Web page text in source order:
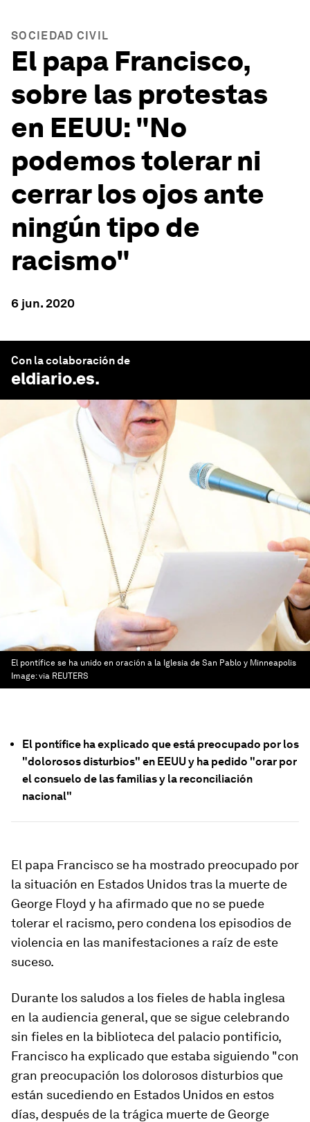
SOCIEDAD CIVIL
El papa Francisco,
sobre las protestas
en EEUU: "No
podemos tolerar ni
cerrar los ojos ante
ningún tipo de
racismo"
6 jun. 2020
Con la colaboración de
eldiario.es.
El pontífice se ha unido en oración a la Iglesia de San Pablo y Minneapolis
Image:via REUTERS
El pontífice ha explicado que está preocupado por los
"dolorosos disturbios" en EEUU y ha pedido "orar por
el consuelo de las familias y la reconciliación
nacional"
El papa Francisco se ha mostrado preocupado por
la situación en Estados Unidos tras la muerte de
George Floyd y ha afirmado que no se puede
tolerar el racismo, pero condena los episodios de
violencia en las manifestaciones a raíz de este
suceso.
Durante los saludos a los fieles de habla inglesa
en la audiencia general, que se sigue celebrando
sin fieles en la biblioteca del palacio pontificio,
Francisco ha explicado que estaba siguiendo "con
gran preocupación los dolorosos disturbios que
están sucediendo en Estados Unidos en estos
días, después de la trágica muerte de George